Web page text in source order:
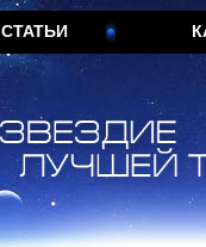
СТАТЬИ